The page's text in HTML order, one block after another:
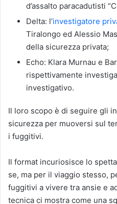
d’assalto paracadutisti
Delta: l’investigatore
Tiralongo ed Alessio
della sicurezza privata;
Echo: Klara Murnau e
rispettivamente
investigativo.
Il loro scopo è di seguire gli
sicurezza per muoversi sul
i fuggitivi.
Il format incuriosisce lo
se, ma per il viaggio stesso,
fuggitivi a vivere tra ansie e
tecnica ci mostra come una